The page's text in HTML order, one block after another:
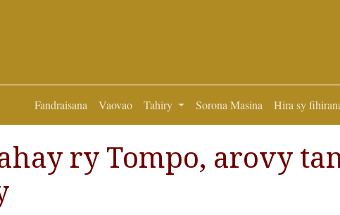
Fandraisana Vaovao Tahiry Sorona Masina Hira sy
ry Tompo, arovy